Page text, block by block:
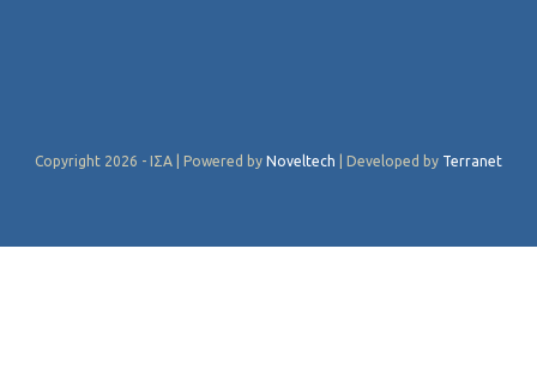
Copyright 2026 - ΙΣΑ | Powered by Noveltech | Developed by Terranet